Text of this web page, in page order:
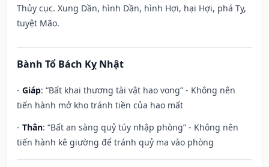
Thủy cục. Xung Dần, hình Dần, hình Hợi, hại Hợi, phá Tỵ,
tuyệt Mão.
Bành Tổ Bách Kỵ Nhật
- Giáp: “Bất khai thương tài vật hao vong” - Không nên
tiến hành mở kho tránh tiền của hao mất
- Thân: “Bất an sàng quỷ túy nhập phòng” - Không nên
tiến hành kê giường để tránh quỷ ma vào phòng